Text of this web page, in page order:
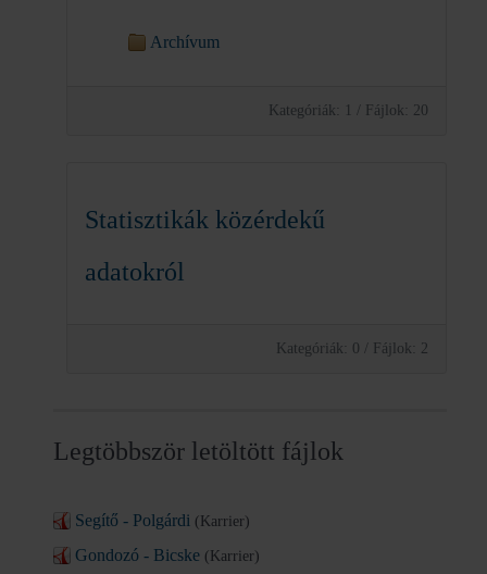
Archívum
Kategóriák: 1 / Fájlok: 20
Statisztikák közérdekű
adatokról
Kategóriák: 0 / Fájlok: 2
Legtöbbször letöltött fájlok
Segítő - Polgárdi (Karrier)
Gondozó - Bicske (Karrier)